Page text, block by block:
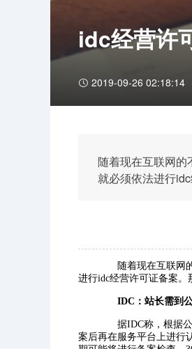
idc经营许
2019-09-26 02:18:14
随着现在互联网的
就必须依法进行
随着现在互联网的
进行idc经营许可证备案
IDC：站长需到
据IDC称，根据公
案后再在服务平台上进行